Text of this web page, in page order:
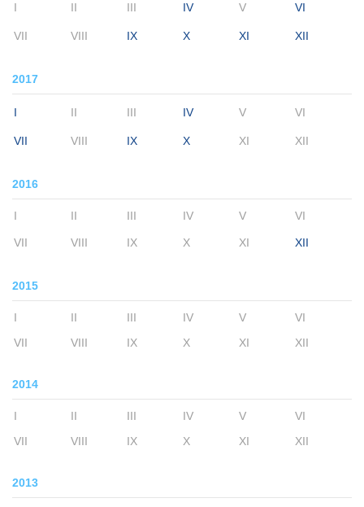
I II III IV V VI
VII VIII IX X XI XII
2017
I II III IV V VI
VII VIII IX X XI XII
2016
I II III IV V VI
VII VIII IX X XI XII
2015
I II III IV V
VI
VII
VIII IX X XI XII
2014
I II III IV V
VI
VII
VIII IX X XI XII
2013